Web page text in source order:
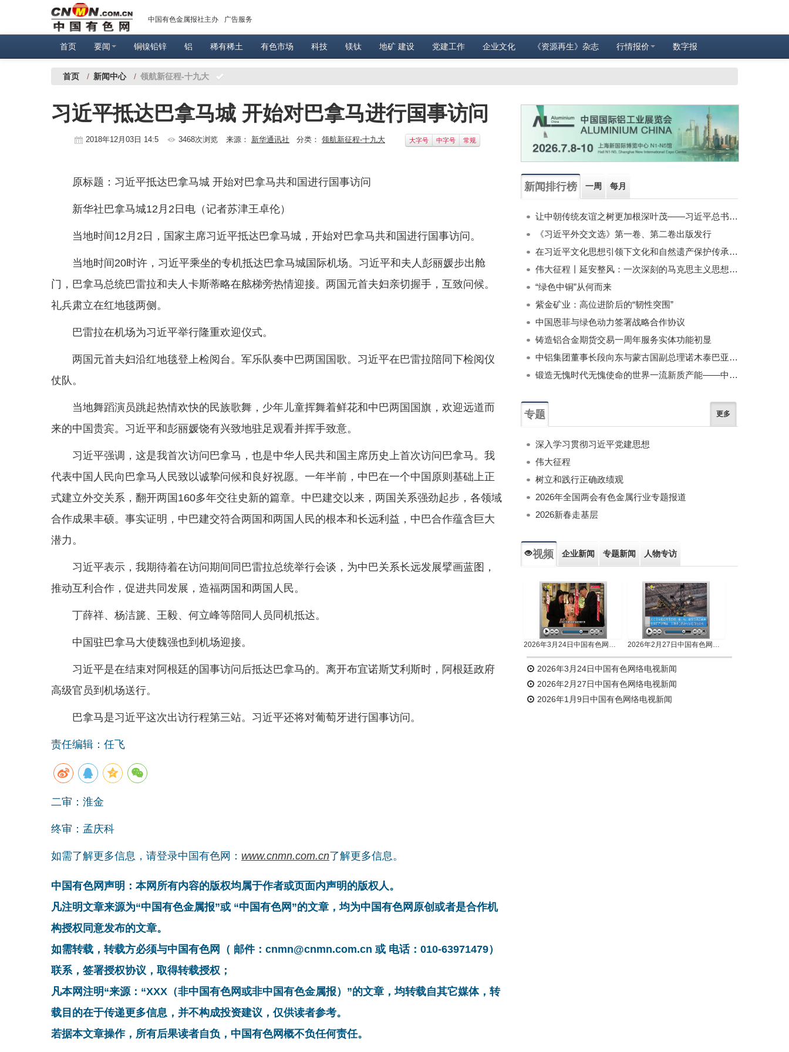
中国有色金属报社主办 广告服务
首页 要闻 铜镍铅锌 铝 稀有稀土 有色市场 科技 镁钛 地矿 建设 党建工作 企业文化 《资源再生》杂志 行情报价 数字报
首页 / 新闻中心 / 领航新征程-十九大
习近平抵达巴拿马城 开始对巴拿马进行国事访问
2018年12月03日 14:5 3468次浏览 来源： 新华通讯社 分类： 领航新征程-十九大 大字号 中字号 常规
原标题：习近平抵达巴拿马城 开始对巴拿马共和国进行国事访问
新华社巴拿马城12月2日电（记者苏津王卓伦）
当地时间12月2日，国家主席习近平抵达巴拿马城，开始对巴拿马共和国进行国事访问。
当地时间20时许，习近平乘坐的专机抵达巴拿马城国际机场。习近平和夫人彭丽媛步出舱
门，巴拿马总统巴雷拉和夫人卡斯蒂略在舷梯旁热情迎接。两国元首夫妇亲切握手，互致问候。
礼兵肃立在红地毯两侧。
巴雷拉在机场为习近平举行隆重欢迎仪式。
两国元首夫妇沿红地毯登上检阅台。军乐队奏中巴两国国歌。习近平在巴雷拉陪同下检阅仪
仗队。
当地舞蹈演员跳起热情欢快的民族歌舞，少年儿童挥舞着鲜花和中巴两国国旗，欢迎远道而
来的中国贵宾。习近平和彭丽媛饶有兴致地驻足观看并挥手致意。
习近平强调，这是我首次访问巴拿马，也是中华人民共和国主席历史上首次访问巴拿马。我
代表中国人民向巴拿马人民致以诚挚问候和良好祝愿。一年半前，中巴在一个中国原则基础上正
式建立外交关系，翻开两国160多年交往史新的篇章。中巴建交以来，两国关系强劲起步，各领域
合作成果丰硕。事实证明，中巴建交符合两国和两国人民的根本和长远利益，中巴合作蕴含巨大
潜力。
习近平表示，我期待着在访问期间同巴雷拉总统举行会谈，为中巴关系长远发展擘画蓝图，
推动互利合作，促进共同发展，造福两国和两国人民。
丁薛祥、杨洁篪、王毅、何立峰等陪同人员同机抵达。
中国驻巴拿马大使魏强也到机场迎接。
习近平是在结束对阿根廷的国事访问后抵达巴拿马的。离开布宜诺斯艾利斯时，阿根廷政府
高级官员到机场送行。
巴拿马是习近平这次出访行程第三站。习近平还将对葡萄牙进行国事访问。
责任编辑：任飞
二审：淮金
终审：孟庆科
如需了解更多信息，请登录中国有色网： www.cnmn.com.cn了解更多信息。
中国有色网声明：本网所有内容的版权均属于作者或页面内声明的版权人。
凡注明文章来源为“中国有色金属报”或 “中国有色网”的文章，均为中国有色网原创或者是合作机
构授权同意发布的文章。
如需转载，转载方必须与中国有色网（ 邮件：cnmn@cnmn.com.cn 或 电话：010-63971479）
联系，签署授权协议，取得转载授权；
凡本网注明“来源：“XXX（非中国有色网或非中国有色金属报）”的文章，均转载自其它媒体，转
载目的在于传递更多信息，并不构成投资建议，仅供读者参考。
若据本文章操作，所有后果读者自负，中国有色网概不负任何责任。
新闻排行榜 一周 每月
让中朝传统友谊之树更加根深叶茂——习近平总书记对朝鲜进行国事访问纪实
《习近平外交文选》第一卷、第二卷出版发行
在习近平文化思想引领下文化和自然遗产保护传承利用工作开创新局面
伟大征程丨延安整风：一次深刻的马克思主义思想教育运动
“绿色中铜”从何而来
紫金矿业：高位进阶后的“韧性突围”
中国恩菲与绿色动力签署战略合作协议
铸造铝合金期货交易一周年服务实体功能初显
中铝集团董事长段向东与蒙古国副总理诺木泰巴亚尔举行会谈
锻造无愧时代无愧使命的世界一流新质产能——中国有色金属工业的战略应对与破局之道（二）
专题 更多
深入学习贯彻习近平党建思想
伟大征程
树立和践行正确政绩观
2026年全国两会有色金属行业专题报道
2026新春走基层
视频 企业新闻 专题新闻 人物专访
2026年3月24日中国有色网络电视新闻 2026年2月27日中国有色网络电视新闻
2026年3月24日中国有色网络电视新闻
2026年2月27日中国有色网络电视新闻
2026年1月9日中国有色网络电视新闻